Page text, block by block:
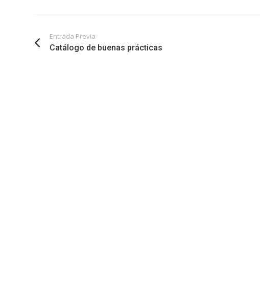
Entrada Previa
Catálogo de buenas prácticas